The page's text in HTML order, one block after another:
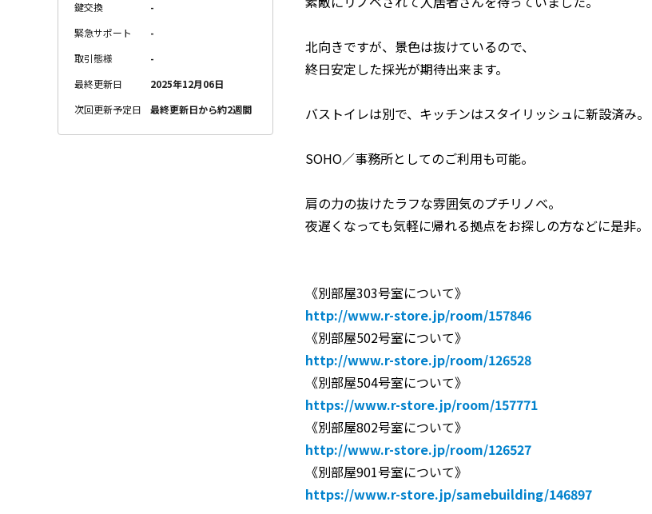
北向きですが、景色は抜けているので、
終日安定した採光が期待出来ます。
バストイレは別で、キッチンはスタイリッシュに新設済み。
SOHO／事務所としてのご利用も可能。
肩の力の抜けたラフな雰囲気のプチリノベ。
夜遅くなっても気軽に帰れる拠点をお探しの方などに是非。
《別部屋303号室について》
http://www.r-store.jp/room/157846
《別部屋502号室について》
http://www.r-store.jp/room/126528
《別部屋504号室について》
https://www.r-store.jp/room/157771
《別部屋802号室について》
http://www.r-store.jp/room/126527
《別部屋901号室について》
https://www.r-store.jp/samebuilding/146897
鍵交換
-
緊急サポート
-
取引態様
-
最終更新日
2025年12月06日
次回更新予定日
最終更新日から約2週間